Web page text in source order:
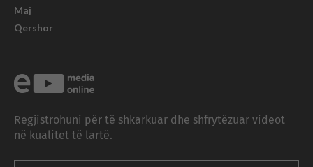
Maj
Qershor
Regjistrohuni për të shkarkuar dhe shfrytëzuar videot
në kualitet të lartë.